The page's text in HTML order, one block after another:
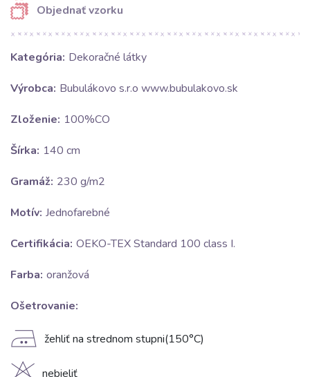
Objednať vzorku
Kategória: Dekoračné látky
Výrobca: Bubulákovo s.r.o www.bubulakovo.sk
Zloženie: 100%CO
Šírka: 140 cm
Gramáž: 230 g/m2
Motív: Jednofarebné
Certifikácia: OEKO-TEX Standard 100 class I.
Farba: oranžová
Ošetrovanie:
E žehliť na strednom stupni(150°C)
nebieliť